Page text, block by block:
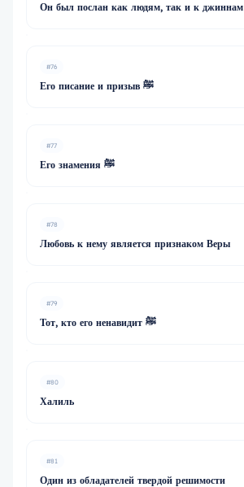
Он был послан как людям, так и к джиннам
#76
Его писание и призыв ﷺ
#77
Его знамения ﷺ
#78
Любовь к нему является признаком Веры
#79
Тот, кто его ненавидит ﷺ
#80
Халиль
#81
Один из обладателей твердой решимости